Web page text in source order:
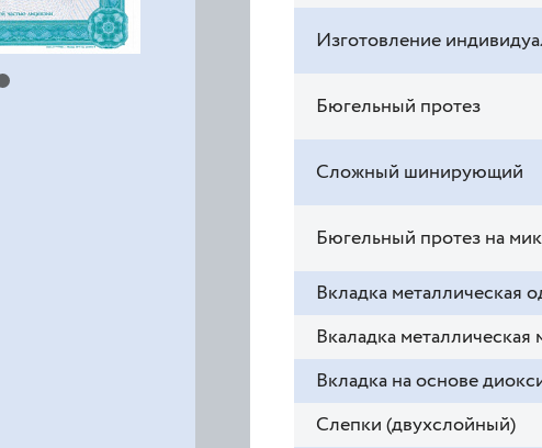
Изготовление
Бюгельный протез
Сложный шинирующий
Бюгельный протез на
Вкладка металлическая
Вкаладка металлическая
Вкладка на основе
Слепки (двухслойный)